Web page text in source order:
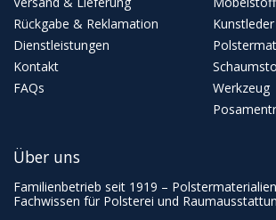
Rückgabe & Reklamation
Dienstleistungen
Kontakt
FAQs
Kunstleder
Werkzeug
Über uns
Familienbetrieb seit 1919 –
Fachwissen für Polsterei und